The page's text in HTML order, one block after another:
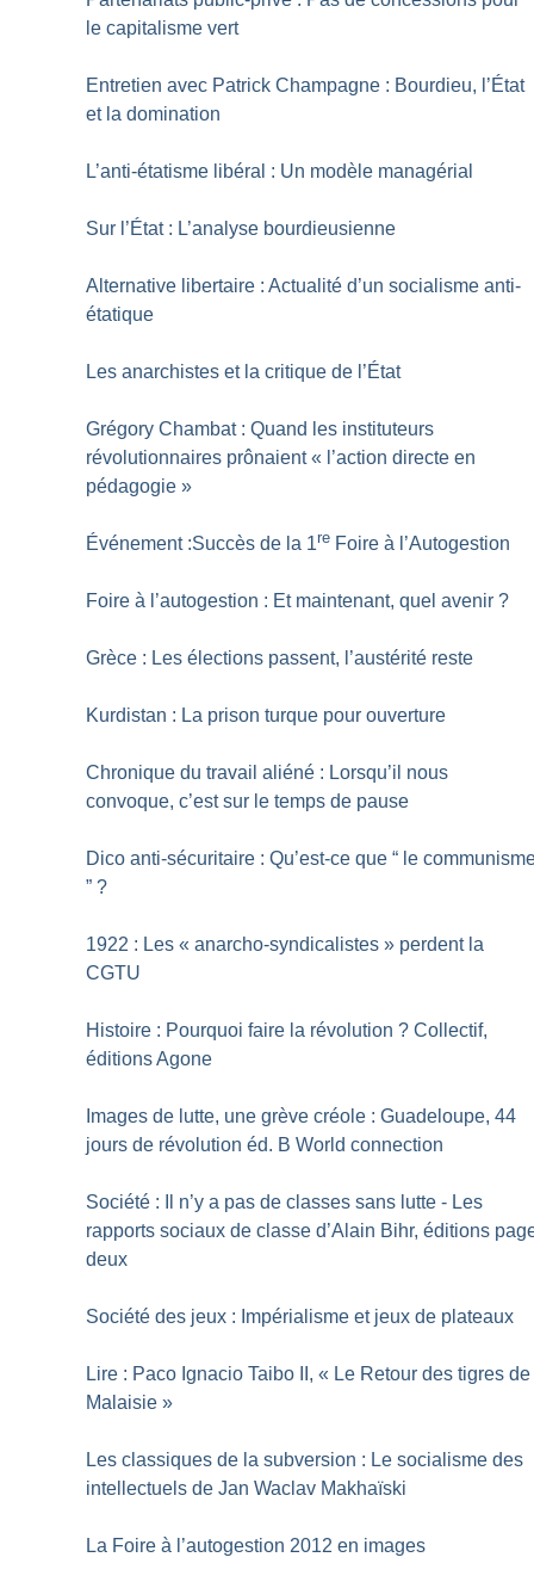
le capitalisme vert
Entretien avec Patrick Champagne : Bourdieu, l’État
et la domination
L’anti-étatisme libéral : Un modèle managérial
Sur l’État : L’analyse bourdieusienne
Alternative libertaire : Actualité d’un socialisme anti-
étatique
Les anarchistes et la critique de l’État
Grégory Chambat : Quand les instituteurs
révolutionnaires prônaient « l’action directe en
pédagogie »
Événement :Succès de la 1re Foire à l’Autogestion
Foire à l’autogestion : Et maintenant, quel avenir ?
Grèce : Les élections passent, l’austérité reste
Kurdistan : La prison turque pour ouverture
Chronique du travail aliéné : Lorsqu’il nous
convoque, c’est sur le temps de pause
Dico anti-sécuritaire : Qu’est-ce que “ le
” ?
1922 : Les « anarcho-syndicalistes » perdent la
CGTU
Histoire : Pourquoi faire la révolution ? Collectif,
éditions Agone
Images de lutte, une grève créole : Guadeloupe, 44
jours de révolution éd. B World connection
Société : Il n’y a pas de classes sans lutte - Les
rapports sociaux de classe d’Alain Bihr, éditions
deux
Société des jeux : Impérialisme et jeux de plateaux
Lire : Paco Ignacio Taibo II, « Le Retour des tigres de
Malaisie »
Les classiques de la subversion : Le socialisme des
intellectuels de Jan Waclav Makhaïski
La Foire à l’autogestion 2012 en images